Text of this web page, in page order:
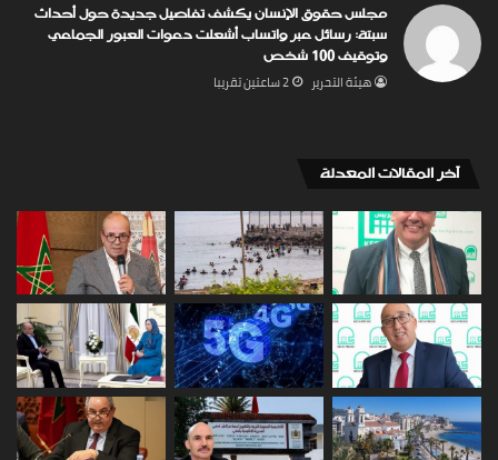
مجلس حقوق الإنسان يكشف تفاصيل جديدة حول أحداث
سبتة: رسائل عبر واتساب أشعلت دعوات العبور الجماعي
وتوقيف 100 شخص
‏هيئة ‏التحرير 2 ساعتين ‏تقريبا
‏آخر المقالات المعدلة